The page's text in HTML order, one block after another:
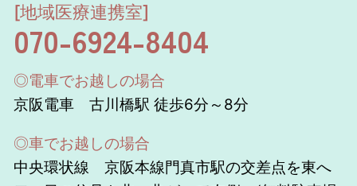
[地域医療連携室]
070-6924-8404
◎電車でお越しの場合
京阪電車 古川橋駅 徒歩6分～8分
◎車でお越しの場合
中央環状線 京阪本線門真市駅の交差点を東へ